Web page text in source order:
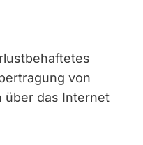
von
über das Internet